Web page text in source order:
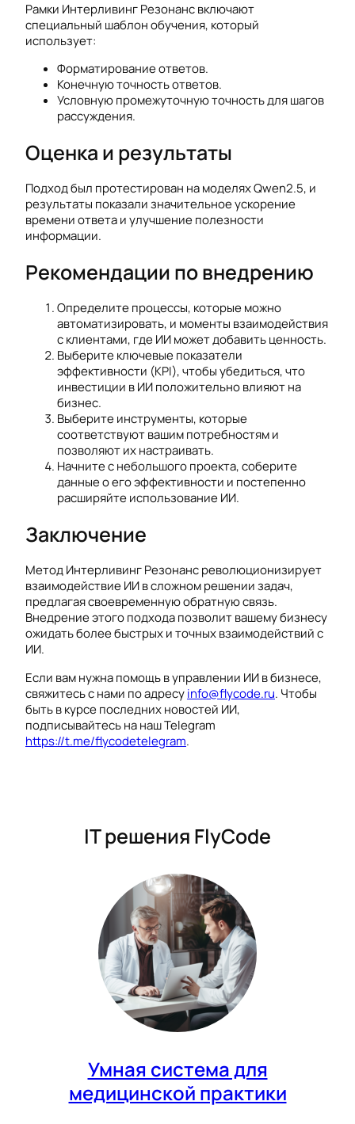
Рамки Интерливинг Резонанс включают
специальный шаблон обучения, который
использует:
Форматирование ответов.
Конечную точность ответов.
Условную промежуточную точность для шагов
рассуждения.
Оценка и результаты
Подход был протестирован на моделях Qwen2.5, и
результаты показали значительное ускорение
времени ответа и улучшение полезности
информации.
Рекомендации по внедрению
Определите процессы, которые можно
автоматизировать, и моменты взаимодействия
с клиентами, где ИИ может добавить ценность.
Выберите ключевые показатели
эффективности (KPI), чтобы убедиться, что
инвестиции в ИИ положительно влияют на
бизнес.
Выберите инструменты, которые
соответствуют вашим потребностям и
позволяют их настраивать.
Начните с небольшого проекта, соберите
данные о его эффективности и постепенно
расширяйте использование ИИ.
Заключение
Метод Интерливинг Резонанс революционизирует
взаимодействие ИИ в сложном решении задач,
предлагая своевременную обратную связь.
Внедрение этого подхода позволит вашему бизнесу
ожидать более быстрых и точных взаимодействий с
ИИ.
Если вам нужна помощь в управлении ИИ в бизнесе,
свяжитесь с нами по адресуinfo@flycode.ru. Чтобы
быть в курсе последних новостей ИИ,
подписывайтесь на наш Telegram
https://t.me/flycodetelegram.
IT решения FlyCode
Умная система для
медицинской практики